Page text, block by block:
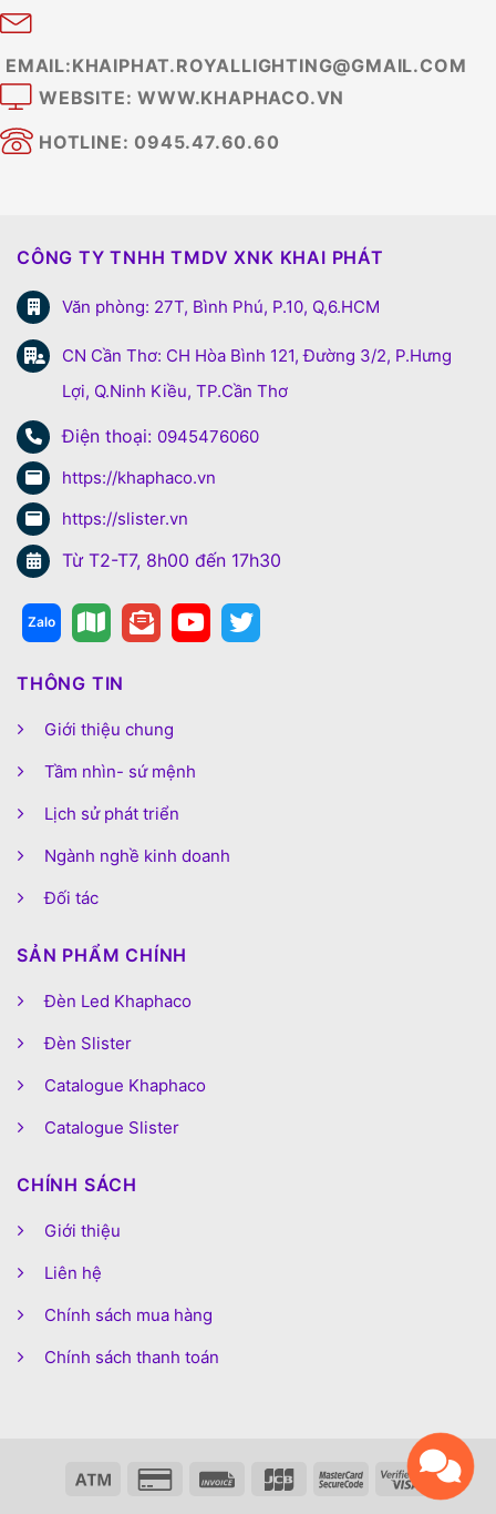
EMAIL:KHAIPHAT.ROYALLIGHTING@GMAIL.COM
WEBSITE: WWW.KHAPHACO.VN
HOTLINE: 0945.47.60.60
CÔNG TY TNHH TMDV XNK KHAI PHÁT
Văn phòng: 27T, Bình Phú, P.10, Q,6.HCM
CN Cần Thơ: CH Hòa Bình 121, Đường 3/2, P.Hưng
Lợi, Q.Ninh Kiều, TP.Cần Thơ
Điện thoại: 0945476060
https://khaphaco.vn
https://slister.vn
Từ T2-T7, 8h00 đến 17h30
THÔNG TIN
Giới thiệu chung
Tầm nhìn- sứ mệnh
Lịch sử phát triển
Ngành nghề kinh doanh
Đối tác
SẢN PHẨM CHÍNH
Đèn Led Khaphaco
Đèn Slister
Catalogue Khaphaco
Catalogue Slister
CHÍNH SÁCH
Giới thiệu
Liên hệ
Chính sách mua hàng
Chính sách thanh toán